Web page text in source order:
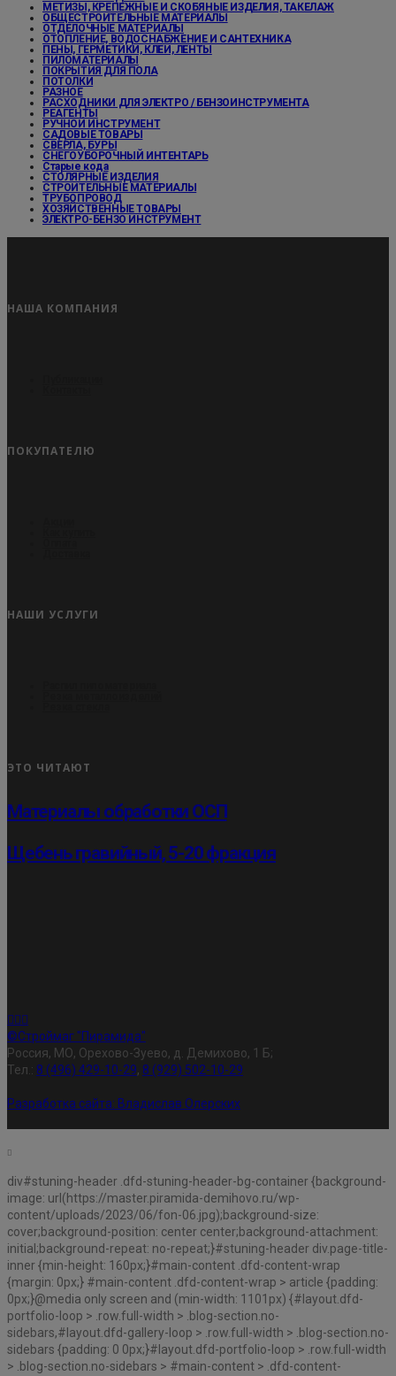
МЕТИЗЫ, КРЕПЕЖНЫЕ И СКОБЯНЫЕ ИЗДЕЛИЯ, ТАКЕЛАЖ
ОБЩЕСТРОИТЕЛЬНЫЕ МАТЕРИАЛЫ
ОТДЕЛОЧНЫЕ МАТЕРИАЛЫ
ОТОПЛЕНИЕ, ВОДОСНАБЖЕНИЕ И САНТЕХНИКА
ПЕНЫ, ГЕРМЕТИКИ, КЛЕИ, ЛЕНТЫ
ПИЛОМАТЕРИАЛЫ
ПОКРЫТИЯ ДЛЯ ПОЛА
ПОТОЛКИ
РАЗНОЕ
РАСХОДНИКИ ДЛЯ ЭЛЕКТРО / БЕНЗОИНСТРУМЕНТА
РЕАГЕНТЫ
РУЧНОЙ ИНСТРУМЕНТ
САДОВЫЕ ТОВАРЫ
СВЕРЛА, БУРЫ
СНЕГОУБОРОЧНЫЙ ИНТЕНТАРЬ
Старые кода
СТОЛЯРНЫЕ ИЗДЕЛИЯ
СТРОИТЕЛЬНЫЕ МАТЕРИАЛЫ
ТРУБОПРОВОД
ХОЗЯЙСТВЕННЫЕ ТОВАРЫ
ЭЛЕКТРО-БЕНЗО ИНСТРУМЕНТ
НАША КОМПАНИЯ
ПОКУПАТЕЛЮ
НАШИ УСЛУГИ
ЭТО ЧИТАЮТ
Материалы обработки ОСП
Щебень гравийный, 5-20 фракция
©Строймаг "Пирамида"
Россия, МО, Орехово-Зуево, д. Демихово, 1 Б;
Тел.: 8 (496) 429-10-29, 8 (929) 502-10-29
Разработка сайта: Владислав Олерских
div#stuning-header .dfd-stuning-header-bg-container {background-
image: url(https://master.piramida-demihovo.ru/wp-
content/uploads/2023/06/fon-06.jpg);background-size:
cover;background-position: center center;background-attachment:
initial;background-repeat: no-repeat;}#stuning-header div.page-title-
inner {min-height: 160px;}#main-content .dfd-content-wrap
{margin: 0px;} #main-content .dfd-content-wrap > article {padding:
0px;}@media only screen and (min-width: 1101px) {#layout.dfd-
portfolio-loop > .row.full-width > .blog-section.no-
sidebars,#layout.dfd-gallery-loop > .row.full-width > .blog-section.no-
sidebars {padding: 0 0px;}#layout.dfd-portfolio-loop > .row.full-width
> .blog-section.no-sidebars > #main-content > .dfd-content-